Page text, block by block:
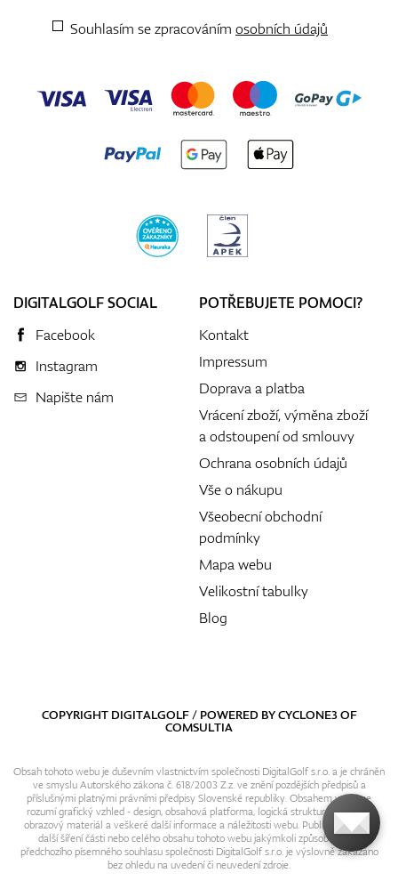
Souhlasím se zpracováním osobních údajů
DIGITALGOLF SOCIAL
Facebook
Instagram
Napište nám
POTŘEBUJETE POMOCI?
Kontakt
Impressum
Doprava a platba
Vrácení zboží, výměna zboží
a odstoupení od smlouvy
Ochrana osobních údajů
Vše o nákupu
Všeobecní obchodní
podmínky
Mapa webu
Velikostní tabulky
Blog
COPYRIGHT DIGITALGOLF / POWERED BYCYCLONE3OF
COMSULTIA
Obsah tohoto webu je duševním vlastnictvím společnosti DigitalGolf s.r.o. a je chráněn
ve smyslu Autorského zákona č. 618/2003 Z.z. ve znění pozdějších předpisů a
příslušnými platnými právními předpisy Slovenské republiky. Obsahem webu se
rozumí grafický vzhled - design, obsahová platforma, logická struktura, textový i
obrazový materiál a veškeré další informace a náležitosti webu. Publikování resp.
další šíření části nebo celého obsahu tohoto webu jakýmkoli způsobem bez
předchozího písemného souhlasu společnosti DigitalGolf s.r.o. je výslovně zakázáno
bez ohledu na uvedení či neuvedení zdroje.